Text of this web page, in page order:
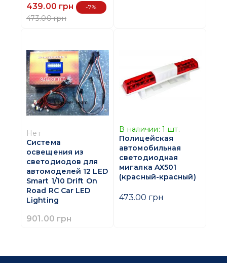
439.00 грн -7%
473.00 грн
Нет
Система
освещения из
светодиодов для
автомоделей 12 LED
Smart 1/10 Drift On
Road RC Car LED
Lighting
901.00 грн
В наличии: 1 шт.
Полицейская
автомобильная
светодиодная
мигалка AX501
(красный-красный)
473.00 грн